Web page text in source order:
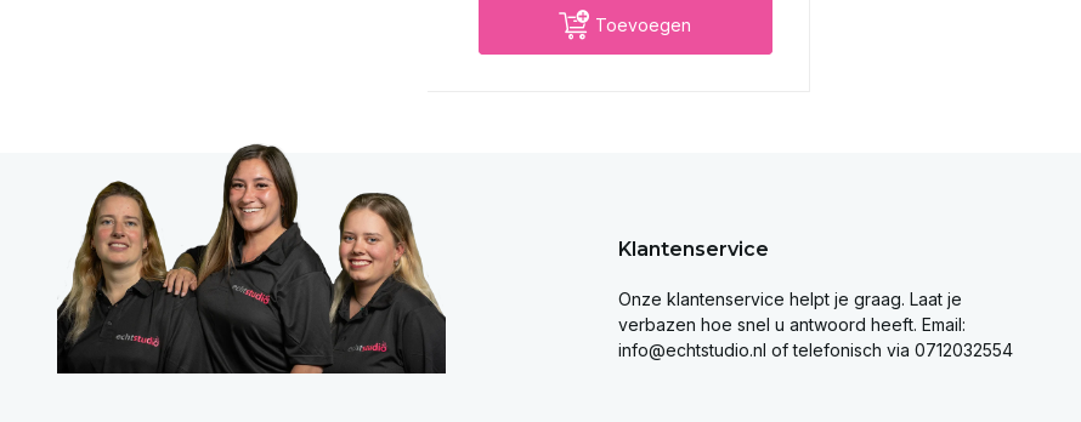
Toevoegen
Klantenservice
Onze klantenservice helpt je graag. Laat je
verbazen hoe snel u antwoord heeft. Email:
info@echtstudio.nl of telefonisch via 0712032554